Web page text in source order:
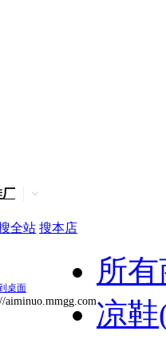
厂
全站 搜本店
桌面
aiminuo.mmgg.com
所
凉鞋